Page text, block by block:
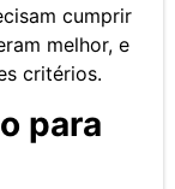
cumprir
melhor, e
critérios.
para